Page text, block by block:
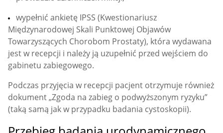
wypełnić ankietę IPSS (Kwestionariusz
Międzynarodowej Skali Punktowej Objawów
Towarzyszących Chorobom Prostaty), która wydawana
jest w recepcji i należy ją uzupełnić przed wejściem do
gabinetu zabiegowego.
Podczas przyjęcia w recepcji pacjent otrzymuje również
dokument „Zgoda na zabieg o podwyższonym ryzyku”
(taką samą jak w przypadku badania cystoskopii).